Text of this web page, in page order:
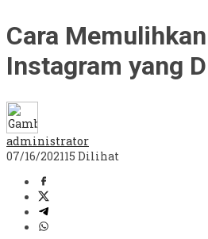
Cara
Instagram yang
administrator
07/16/202115 Dilihat